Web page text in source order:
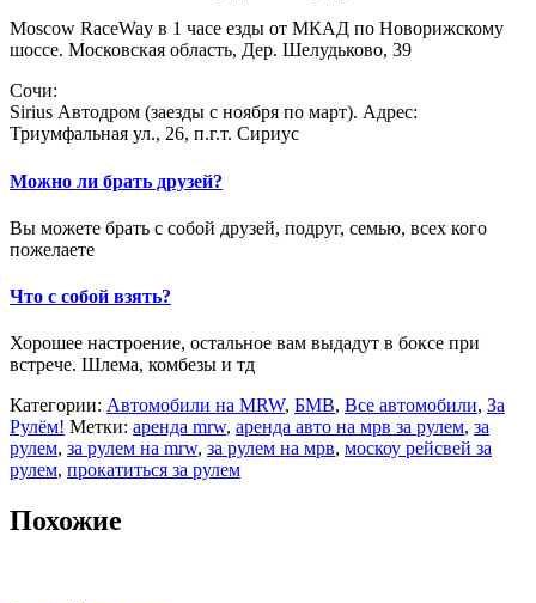
Moscow RaceWay в 1 часе езды от МКАД по Новорижскому
шоссе. Московская область, Дер. Шелудьково, 39
Сочи:
Sirius Автодром (заезды с ноября по март). Адрес:
Триумфальная ул., 26, п.г.т. Сириус
Можно ли брать друзей?
Вы можете брать с собой друзей, подруг, семью, всех кого
пожелаете
Что с собой взять?
Хорошее настроение, остальное вам выдадут в боксе при
встрече. Шлема, комбезы и тд
Категории: Автомобили на MRW, БМВ, Все автомобили, За
Рулём! Метки: аренда mrw, аренда авто на мрв за рулем, за
рулем, за рулем на mrw, за рулем на мрв, москоу рейсвей за
рулем, прокатиться за рулем
Похожие